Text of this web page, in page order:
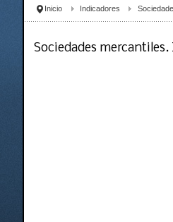
Inicio Indicadores
Sociedades